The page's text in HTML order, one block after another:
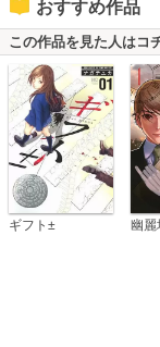
おすすめ作品
この作品を見た人はコ
ギフト± 幽麗